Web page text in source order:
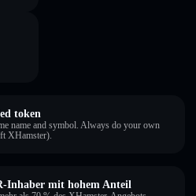
token
name and symbol. Always do your own
XHamster).
Inhaber mit hohem Anteil